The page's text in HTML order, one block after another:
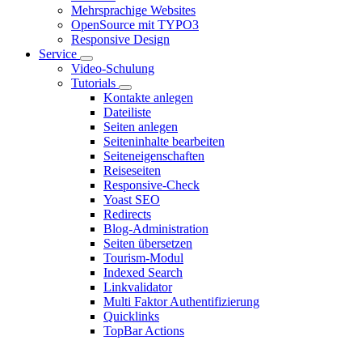
Mehrsprachige Websites
OpenSource mit TYPO3
Responsive Design
Service
Video-Schulung
Tutorials
Kontakte anlegen
Dateiliste
Seiten anlegen
Seiteninhalte bearbeiten
Seiteneigenschaften
Reiseseiten
Responsive-Check
Yoast SEO
Redirects
Blog-Administration
Seiten übersetzen
Tourism-Modul
Indexed Search
Linkvalidator
Multi Faktor Authentifizierung
Quicklinks
TopBar Actions